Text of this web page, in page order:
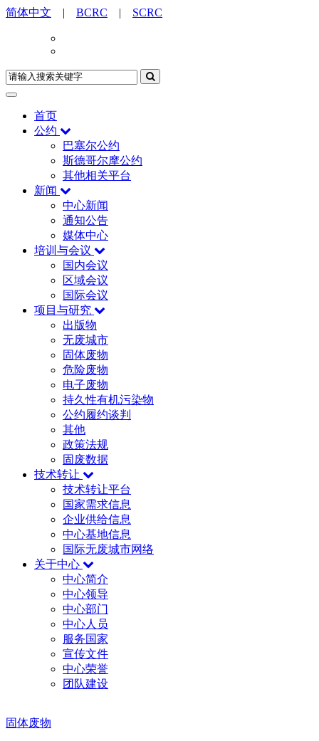
简体中文 | BCRC | SCRC
首页
公约
巴塞尔公约
斯德哥尔摩公约
其他相关平台
新闻
中心新闻
通知公告
媒体中心
培训与会议
国内会议
区域会议
国际会议
项目与研究
出版物
无废城市
固体废物
危险废物
电子废物
持久性有机污染物
公约履约谈判
其他
政策法规
固废数据
技术转让
技术转让平台
国家需求信息
企业供给信息
中心基地信息
国际无废城市网络
关于中心
中心简介
中心领导
中心部门
中心人员
服务国家
宣传文件
中心荣誉
团队建设
固体废物